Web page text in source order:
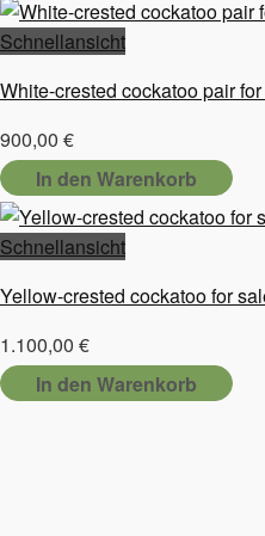
Schnellansicht
White-crested cockatoo pair
900,00 €
In den Warenkorb
Schnellansicht
Yellow-crested cockatoo for
1.100,00 €
In den Warenkorb